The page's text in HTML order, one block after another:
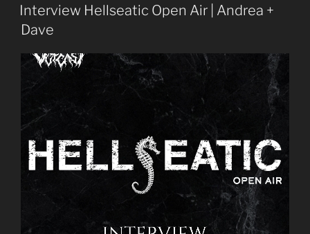
x
HELLSEATIC
Tickets!“
Interview Hellseatic Open Air | Andrea +
Dave